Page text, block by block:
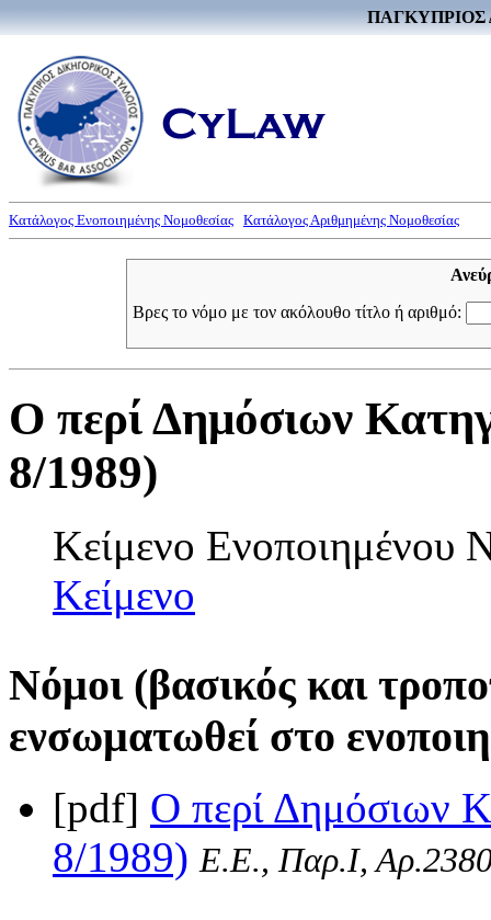
ΠΑΓΚΥΠΡΙΟΣ
Κατάλογος Ενοποιημένης Νομοθεσίας Κατάλογος Αριθμημένης Νομοθεσίας
Βρες το νόμο με τον ακόλουθο τίτλο ή αριθμό:
Ο περί Δημόσιων
8/1989)
Κείμενο
Κείμενο
Νόμοι (βασικός και
ενσωματωθεί στο
[pdf] Ο περί Δημόσιων
8/1989) Ε.Ε., Παρ.Ι,